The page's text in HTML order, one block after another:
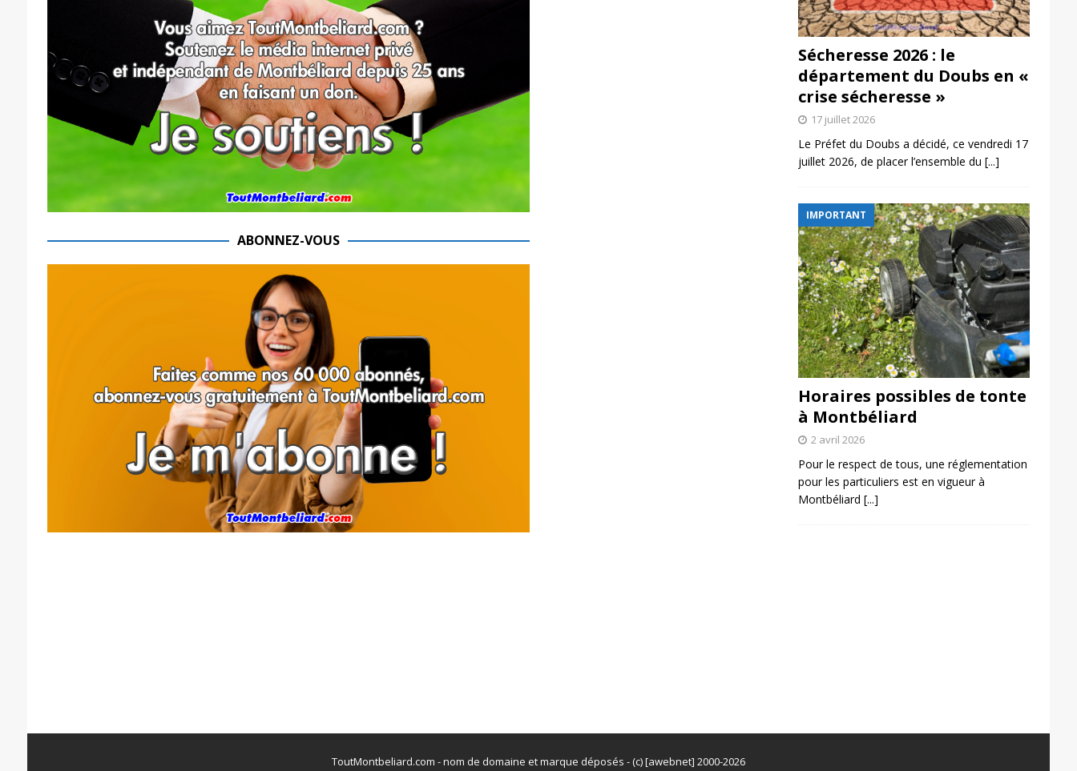
ABONNEZ-VOUS
Sécheresse 2026 : le
département du Doubs en «
crise sécheresse »
17 juillet 2026
Le Préfet du Doubs a décidé, ce vendredi 17
juillet 2026, de placer l’ensemble du [...]
IMPORTANT
Horaires possibles de tonte
à Montbéliard
2 avril 2026
Pour le respect de tous, une réglementation
pour les particuliers est en vigueur à
Montbéliard [...]
ToutMontbeliard.com - nom de domaine et marque déposés - (c) [awebnet] 2000-2026